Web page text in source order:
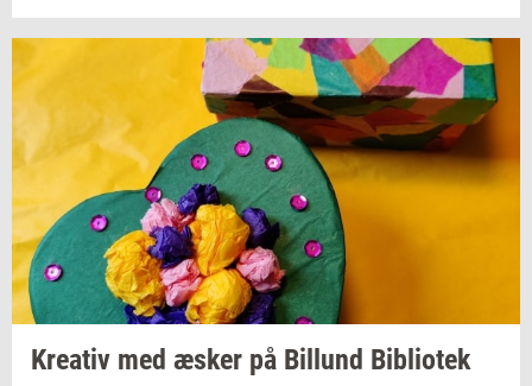
Kre­a­tiv med æsker på Bil­lund Bi­bli­o­tek